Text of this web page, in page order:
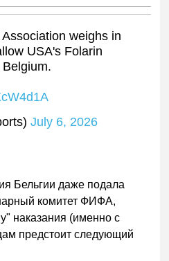
weighs in
USA's Folarin
July 6, 2026
Бельгии даже подала
комитет ФИФА,
наказания (именно с
предстоит следующий